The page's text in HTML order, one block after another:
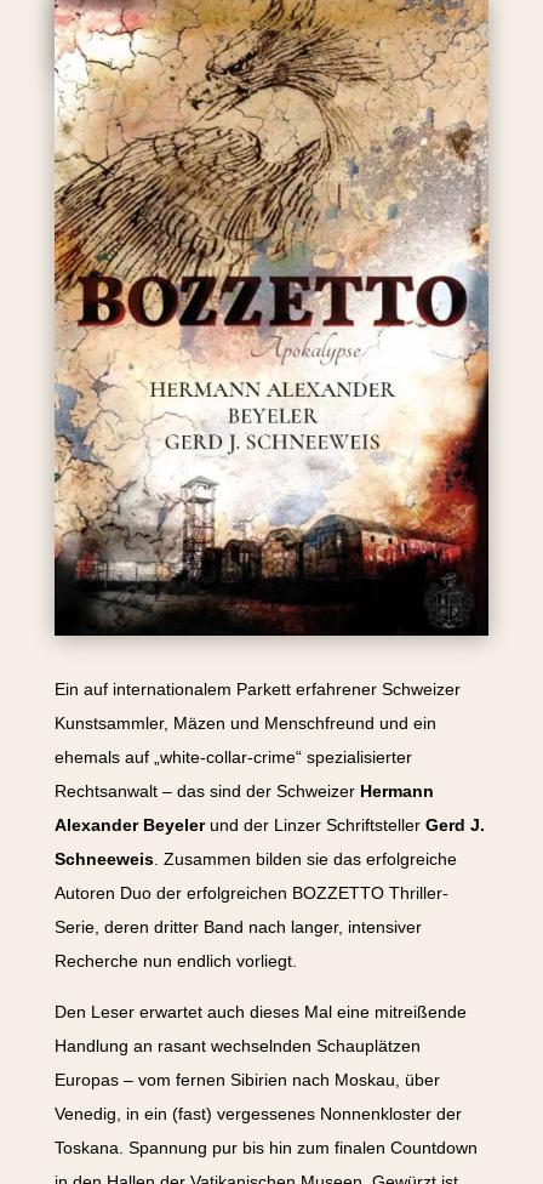
Ein auf internationalem Parkett erfahrener Schweizer
Kunstsammler, Mäzen und Menschfreund und ein
ehemals auf „white-collar-crime“ spezialisierter
Rechtsanwalt – das sind der Schweizer Hermann
Alexander Beyelerund der Linzer Schriftsteller Gerd J.
Schneeweis. Zusammen bilden sie das erfolgreiche
Autoren Duo der erfolgreichen BOZZETTO Thriller-
Serie, deren dritter Band nach langer, intensiver
Recherche nun endlich vorliegt.
Den Leser erwartet auch dieses Mal eine mitreißende
Handlung an rasant wechselnden Schauplätzen
Europas – vom fernen Sibirien nach Moskau, über
Venedig, in ein (fast) vergessenes Nonnenkloster der
Toskana. Spannung pur bis hin zum finalen Countdown